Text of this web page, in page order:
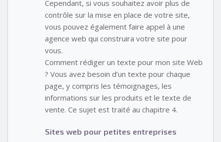
Cependant, si vous souhaitez avoir plus de
contrôle sur la mise en place de votre site,
vous pouvez également faire appel à une
agence web qui construira votre site pour
vous.
Comment rédiger un texte pour mon site Web
? Vous avez besoin d’un texte pour chaque
page, y compris les témoignages, les
informations sur les produits et le texte de
vente. Ce sujet est traité au chapitre 4.
Sites web pour petites entreprises